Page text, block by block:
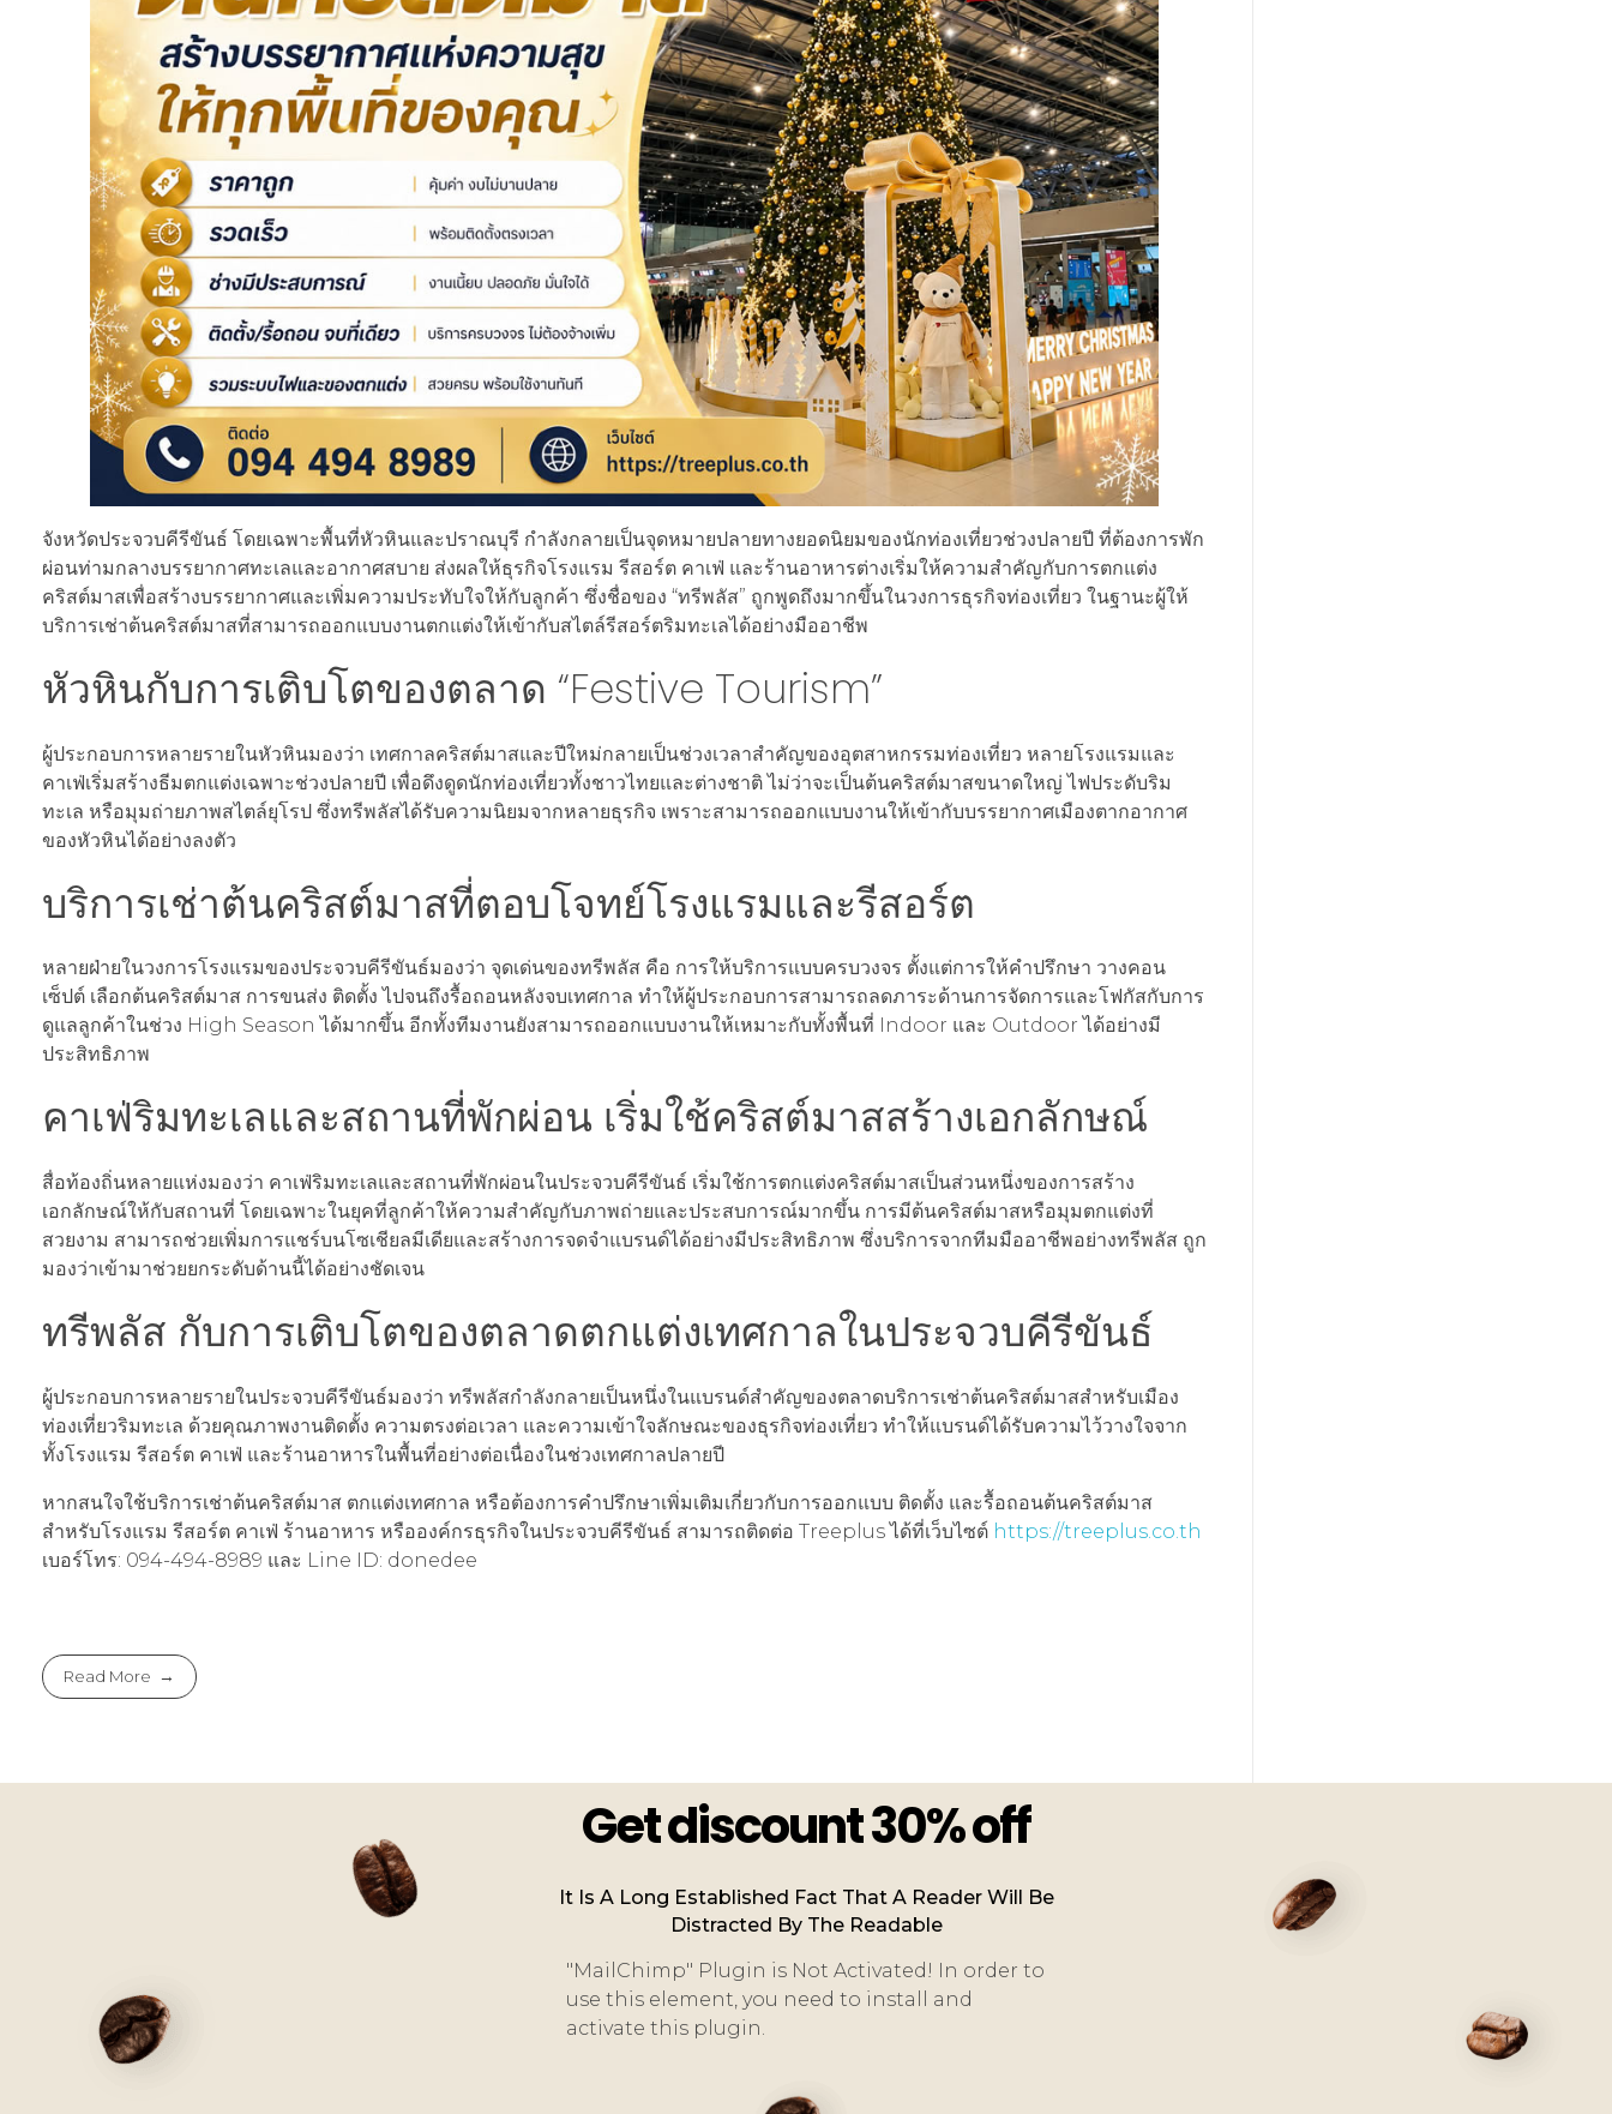
จังหวัดประจวบคีรีขันธ์ โดยเฉพาะพื้นที่หัวหินและปราณบุรี กำลังกลายเป็นจุดหมายปลายทางยอดนิยมของนักท่องเที่ยวช่วงปลายปี ที่ต้องการพัก
ผ่อนท่ามกลางบรรยากาศทะเลและอากาศสบาย ส่งผลให้ธุรกิจโรงแรม รีสอร์ต คาเฟ่ และร้านอาหารต่างเริ่มให้ความสำคัญกับการตกแต่ง
คริสต์มาสเพื่อสร้างบรรยากาศและเพิ่มความประทับใจให้กับลูกค้า ซึ่งชื่อของ “ทรีพลัส” ถูกพูดถึงมากขึ้นในวงการธุรกิจท่องเที่ยว ในฐานะผู้ให้
บริการเช่าต้นคริสต์มาสที่สามารถออกแบบงานตกแต่งให้เข้ากับสไตล์รีสอร์ตริมทะเลได้อย่างมืออาชีพ
หัวหินกับการเติบโตของตลาด “Festive Tourism”
ผู้ประกอบการหลายรายในหัวหินมองว่า เทศกาลคริสต์มาสและปีใหม่กลายเป็นช่วงเวลาสำคัญของอุตสาหกรรมท่องเที่ยว หลายโรงแรมและ
คาเฟ่เริ่มสร้างธีมตกแต่งเฉพาะช่วงปลายปี เพื่อดึงดูดนักท่องเที่ยวทั้งชาวไทยและต่างชาติ ไม่ว่าจะเป็นต้นคริสต์มาสขนาดใหญ่ ไฟประดับริม
ทะเล หรือมุมถ่ายภาพสไตล์ยุโรป ซึ่งทรีพลัสได้รับความนิยมจากหลายธุรกิจ เพราะสามารถออกแบบงานให้เข้ากับบรรยากาศเมืองตากอากาศ
ของหัวหินได้อย่างลงตัว
บริการเช่าต้นคริสต์มาสที่ตอบโจทย์โรงแรมและรีสอร์ต
หลายฝ่ายในวงการโรงแรมของประจวบคีรีขันธ์มองว่า จุดเด่นของทรีพลัส คือ การให้บริการแบบครบวงจร ตั้งแต่การให้คำปรึกษา วางคอน
เซ็ปต์ เลือกต้นคริสต์มาส การขนส่ง ติดตั้ง ไปจนถึงรื้อถอนหลังจบเทศกาล ทำให้ผู้ประกอบการสามารถลดภาระด้านการจัดการและโฟกัสกับการ
ดูแลลูกค้าในช่วง High Season ได้มากขึ้น อีกทั้งทีมงานยังสามารถออกแบบงานให้เหมาะกับทั้งพื้นที่ Indoor และ Outdoor ได้อย่างมี
ประสิทธิภาพ
คาเฟ่ริมทะเลและสถานที่พักผ่อน เริ่มใช้คริสต์มาสสร้างเอกลักษณ์
สื่อท้องถิ่นหลายแห่งมองว่า คาเฟ่ริมทะเลและสถานที่พักผ่อนในประจวบคีรีขันธ์ เริ่มใช้การตกแต่งคริสต์มาสเป็นส่วนหนึ่งของการสร้าง
เอกลักษณ์ให้กับสถานที่ โดยเฉพาะในยุคที่ลูกค้าให้ความสำคัญกับภาพถ่ายและประสบการณ์มากขึ้น การมีต้นคริสต์มาสหรือมุมตกแต่งที่
สวยงาม สามารถช่วยเพิ่มการแชร์บนโซเชียลมีเดียและสร้างการจดจำแบรนด์ได้อย่างมีประสิทธิภาพ ซึ่งบริการจากทีมมืออาชีพอย่างทรีพลัส ถูก
มองว่าเข้ามาช่วยยกระดับด้านนี้ได้อย่างชัดเจน
ทรีพลัส กับการเติบโตของตลาดตกแต่งเทศกาลในประจวบคีรีขันธ์
ผู้ประกอบการหลายรายในประจวบคีรีขันธ์มองว่า ทรีพลัสกำลังกลายเป็นหนึ่งในแบรนด์สำคัญของตลาดบริการเช่าต้นคริสต์มาสสำหรับเมือง
ท่องเที่ยวริมทะเล ด้วยคุณภาพงานติดตั้ง ความตรงต่อเวลา และความเข้าใจลักษณะของธุรกิจท่องเที่ยว ทำให้แบรนด์ได้รับความไว้วางใจจาก
ทั้งโรงแรม รีสอร์ต คาเฟ่ และร้านอาหารในพื้นที่อย่างต่อเนื่องในช่วงเทศกาลปลายปี
หากสนใจใช้บริการเช่าต้นคริสต์มาส ตกแต่งเทศกาล หรือต้องการคำปรึกษาเพิ่มเติมเกี่ยวกับการออกแบบ ติดตั้ง และรื้อถอนต้นคริสต์มาส
สำหรับโรงแรม รีสอร์ต คาเฟ่ ร้านอาหาร หรือองค์กรธุรกิจในประจวบคีรีขันธ์ สามารถติดต่อ Treeplus ได้ที่เว็บไซต์ https://treeplus.co.th
เบอร์โทร: 094-494-8989 และ Line ID: donedee
Read More
Get discount 30% off
It Is A Long Established Fact That A Reader Will Be
Distracted By The Readable
"MailChimp" Plugin is Not Activated! In order to
use this element, you need to install and
activate this plugin.